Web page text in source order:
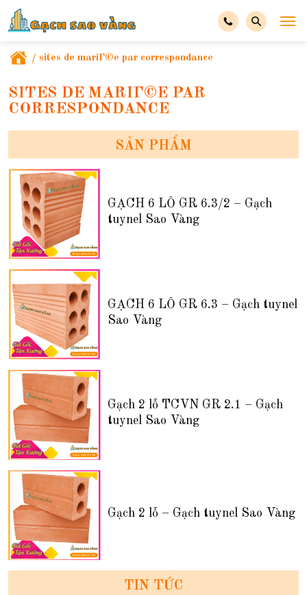
/ sites de mariГ©e par correspondance
SITES DE MARIГ©E PAR
CORRESPONDANCE
SẢN PHẨM
GẠCH 6 LỖ GR 6.3/2 – Gạch
tuynel Sao Vàng
GẠCH 6 LỖ GR 6.3 – Gạch tuynel
Sao Vàng
Gạch 2 lỗ TCVN GR 2.1 – Gạch
tuynel Sao Vàng
Gạch 2 lỗ – Gạch tuynel Sao Vàng
TIN TỨC